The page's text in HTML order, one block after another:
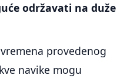
održavati na duže
provedenog
navike mogu